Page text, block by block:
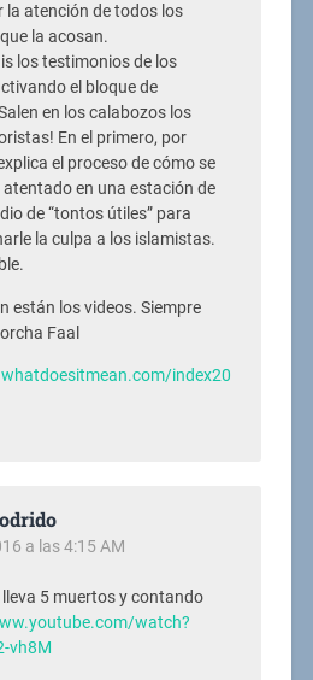
la atención de todos los
la acosan.
los testimonios de los
el bloque de
en los calabozos los
En el primero, por
el proceso de cómo se
en una estación de
de “tontos útiles” para
la culpa a los islamistas.
están los videos. Siempre
Faal
index20
a las 4:15 AM
5 muertos y contando
watch?
vh8M